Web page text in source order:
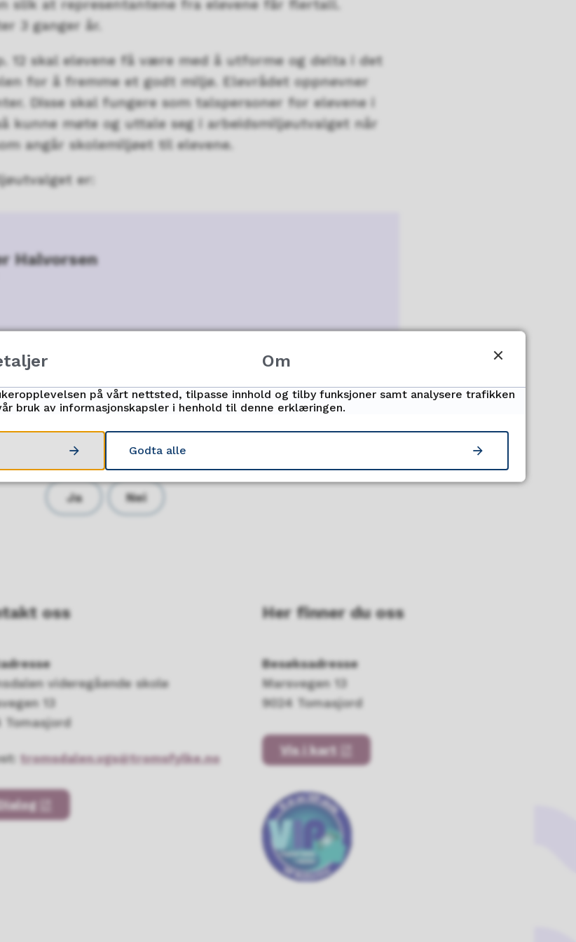
slik at representantene fra elevene får flertall.
3 ganger år.
12 skal elevene få være med å utforme og delta i det
for å fremme et godt miljø. Elevrådet oppnevner
Disse skal fungere som talspersoner for elevene i
kunne møte og uttale seg i arbeidsmiljøutvalget når
angår sko­lemiljøet til elevene.
er:
Halvorsen
Fant du det du lette etter?
Ja Nei
oss
videregående skole
13
Tomasjord
tromsdalen.vgs@tromsfylke.no
Her finner du oss
Besøksadresse
Marsvegen 13
9024 Tomasjord
Vis i kart
Om
på vårt nettsted, tilpasse innhold og tilby funksjoner samt analysere trafikken
bruk av informasjonskapsler i henhold til denne erklæringen.
Godta alle